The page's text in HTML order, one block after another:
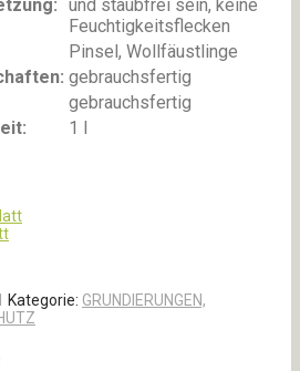
und staubfrei sein, keine
Feuchtigkeitsflecken
Pinsel, Wollfäustlinge
gebrauchsfertig
gebrauchsfertig
1 l
Kategorie: GRUNDIERUNGEN,